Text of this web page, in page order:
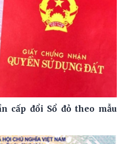
cấp đổi Sổ đỏ theo mẫu